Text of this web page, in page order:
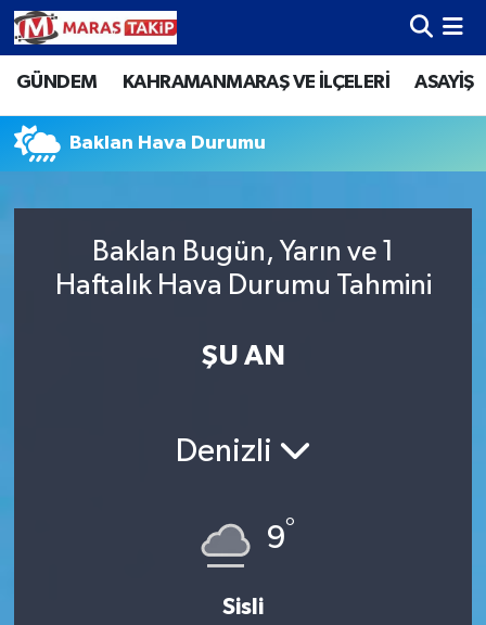
GÜNDEM KAHRAMANMARAŞ VE İLÇELERİ ASAYİŞ
Baklan Hava Durumu
Baklan Bugün, Yarın ve 1
Haftalık Hava Durumu Tahmini
ŞU AN
Denizli
9°
Sisli
Kahramanmaraş Nöbetçi Eczaneler
Kahramanmaraş Hava Durumu
Kahramanmaraş Trafik Yoğunluk Haritası